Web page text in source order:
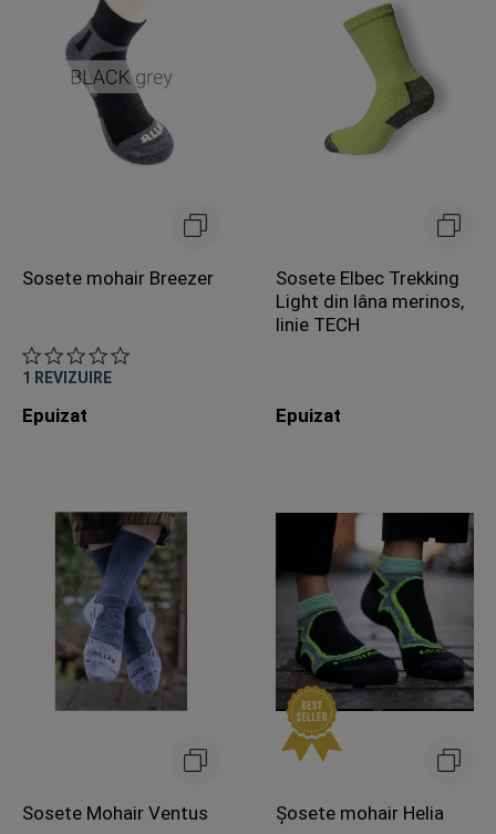
Sosete mohair Breezer
1 REVIZUIRE
Epuizat
Sosete Elbec Trekking
Light din lâna merinos,
linie TECH
Epuizat
Sosete Mohair Ventus Șosete mohair Helia